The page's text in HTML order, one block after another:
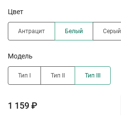
Цвет
Антрацит Белый Серый
Модель
Тип I Тип II Тип III
1 159 ₽